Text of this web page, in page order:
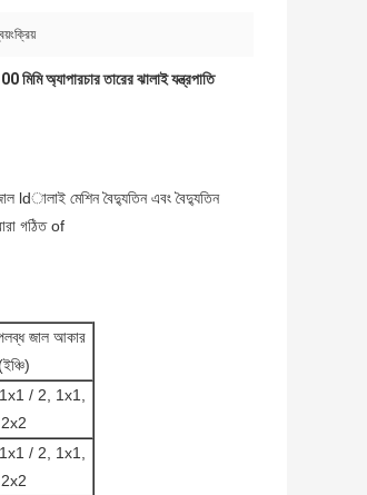
মিমি অ্যাপারচার তারের ঝালাই যন্ত্রপাতি
ldালাই মেশিন বৈদ্যুতিন এবং বৈদ্যুতিন
গঠিত of
জাল আকার
(ইঞ্চি)
/ 2, 1x1,
2x2
/ 2, 1x1,
2x2